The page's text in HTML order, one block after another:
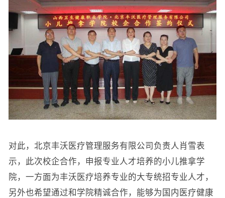
对此，北京丰沃医疗管理服务有限公司负责人肖雪表
示，此次校企合作，申报专业人才培养的小儿推拿学
院，一方面为丰沃医疗培养专业的大专统招专业人才，
另外也希望通过和学院精诚合作，能够为国内医疗健康